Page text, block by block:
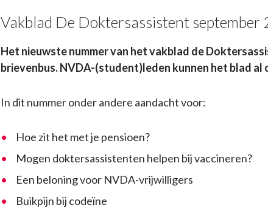
Vakblad De Doktersassistent september
Het nieuwste nummer van het vakblad de
brievenbus. NVDA-(student)leden kunnen het blad al
In dit nummer onder andere aandacht voor:
Hoe zit het met je pensioen?
Mogen doktersassistenten helpen bij vaccineren?
Een beloning voor NVDA-vrijwilligers
Buikpijn bij codeïne